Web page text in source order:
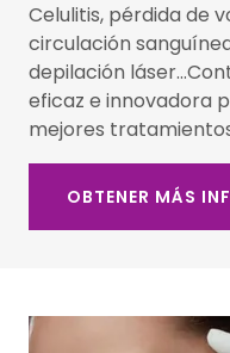
Celulitis, pérdida de
circulación
depilación
eficaz e innovadora
mejores
OBTENER MÁS